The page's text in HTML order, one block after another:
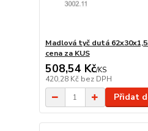
Madlová tyč dutá
cena za KUS
508,54 Kč/KS
420,28 Kč bez DPH
Přidat